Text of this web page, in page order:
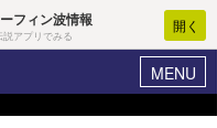
フィン波情報
アプリでみる
開く
MENU
マイホーム